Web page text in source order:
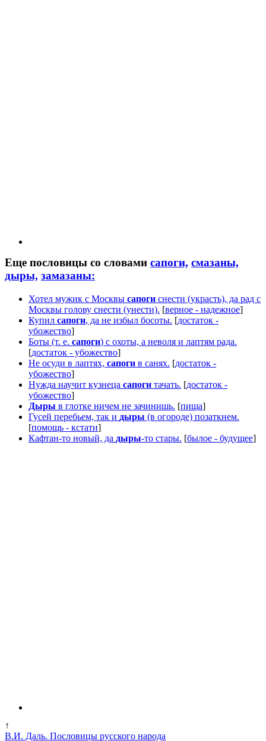
Еще пословицы со словами сапоги, смазаны,
дыры, замазаны:
Хотел мужик с Москвы сапоги снести (украсть), да рад с
Москвы голову снести (унести). [верное - надежное]
Купил сапоги, да не избыл босоты. [достаток -
убожество]
Боты (т. е. сапоги) с охоты, а неволя и лаптям рада.
[достаток - убожество]
Не осуди в лаптях, сапоги в санях. [достаток -
убожество]
Нужда научит кузнеца сапоги тачать. [достаток -
убожество]
Дыры в глотке ничем не зачинишь. [пища]
Гусей перебьем, так и дыры (в огороде) позаткнем.
[помощь - кстати]
Кафтан-то новый, да дыры-то стары. [былое - будущее]
↑
В.И. Даль. Пословицы русского народа